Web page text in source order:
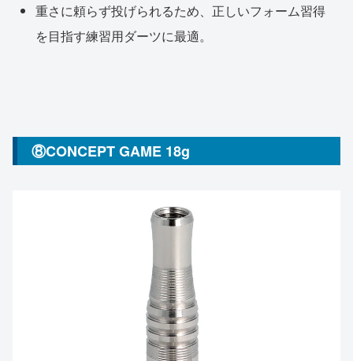
重さに頼らず投げられるため、正しいフォーム習得
を目指す練習用ダーツに最適。
⑧CONCEPT GAME 18g